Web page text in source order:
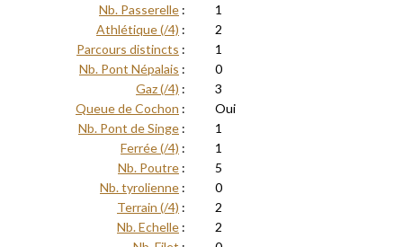
Nb. Passerelle :
1
Athlétique (/4) :
2
Parcours distincts :
1
Nb. Pont Népalais :
0
Gaz (/4) :
3
Queue de Cochon :
Oui
Nb. Pont de Singe :
1
Ferrée (/4) :
1
Nb. Poutre :
5
Nb. tyrolienne :
0
Terrain (/4) :
2
Nb. Echelle :
2